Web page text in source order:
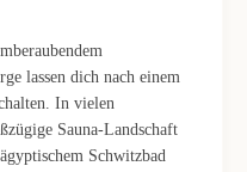
lassen dich nach einem
In vielen
Sauna-Landschaft
Schwitzbad